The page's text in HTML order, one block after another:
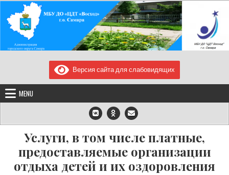
content
МУНИЦИПАЛЬНОЕ
БЮДЖЕТНОЕ УЧРЕЖДЕНИЕ
ДОПОЛНИТЕЛЬНОГО
ОБРАЗОВАНИЯ "ЦЕНТР
ДЕТСКОГО ТВОРЧЕСТВА
"ВОСХОД" Г.О. САМАРА
МБУ ДО "ЦДТ "Восход" г.о. Самара/443080, Самарская область, город
Самара, улица Блюхера, дом. 23, телефон/факс: 2240819, e-
mail:voshod97@yandex.ru
Версия сайта для слабовидящих
MENU
Услуги, в том числе платные,
предоставляемые организации
отдыха детей и их оздоровления